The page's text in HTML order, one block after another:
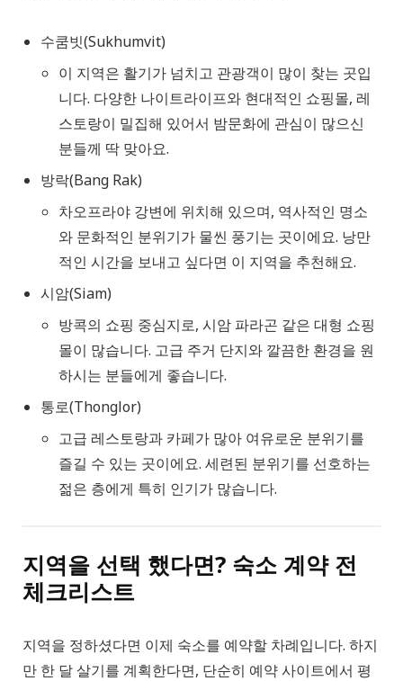
수쿰빗(Sukhumvit)
이 지역은 활기가 넘치고 관광객이 많이 찾는 곳입
니다. 다양한 나이트라이프와 현대적인 쇼핑몰, 레
스토랑이 밀집해 있어서 밤문화에 관심이 많으신
분들께 딱 맞아요.
방락(Bang Rak)
차오프라야 강변에 위치해 있으며, 역사적인 명소
와 문화적인 분위기가 물씬 풍기는 곳이에요. 낭만
적인 시간을 보내고 싶다면 이 지역을 추천해요.
시암(Siam)
방콕의 쇼핑 중심지로, 시암 파라곤 같은 대형 쇼핑
몰이 많습니다. 고급 주거 단지와 깔끔한 환경을 원
하시는 분들에게 좋습니다.
통로(Thonglor)
고급 레스토랑과 카페가 많아 여유로운 분위기를
즐길 수 있는 곳이에요. 세련된 분위기를 선호하는
젊은 층에게 특히 인기가 많습니다.
지역을 선택 했다면? 숙소 계약 전
체크리스트
지역을 정하셨다면 이제 숙소를 예약할 차례입니다. 하지
만 한 달 살기를 계획한다면, 단순히 예약 사이트에서 평